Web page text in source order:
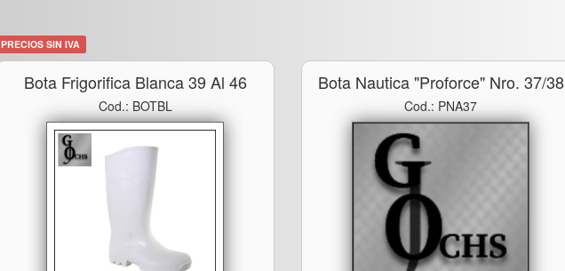
PRECIOS SIN IVA
Bota Frigorifica Blanca 39 Al 46
Cod.: BOTBL
Bota Nautica "proforce" Nro. 37/38
Cod.: PNA37